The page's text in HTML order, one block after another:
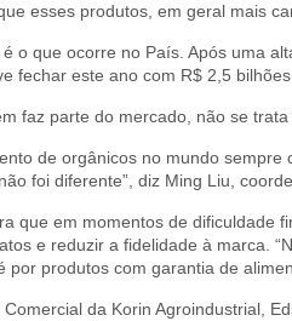
esses produtos, em geral mais
é o que ocorre no País. Após uma
fechar este ano com R$ 2,5
faz parte do mercado, não se trata
de orgânicos no mundo
foi diferente”, diz Ming Liu,
que em momentos de dificuldade
e reduzir a fidelidade à marca.
por produtos com garantia de
da Korin Agroindustrial,